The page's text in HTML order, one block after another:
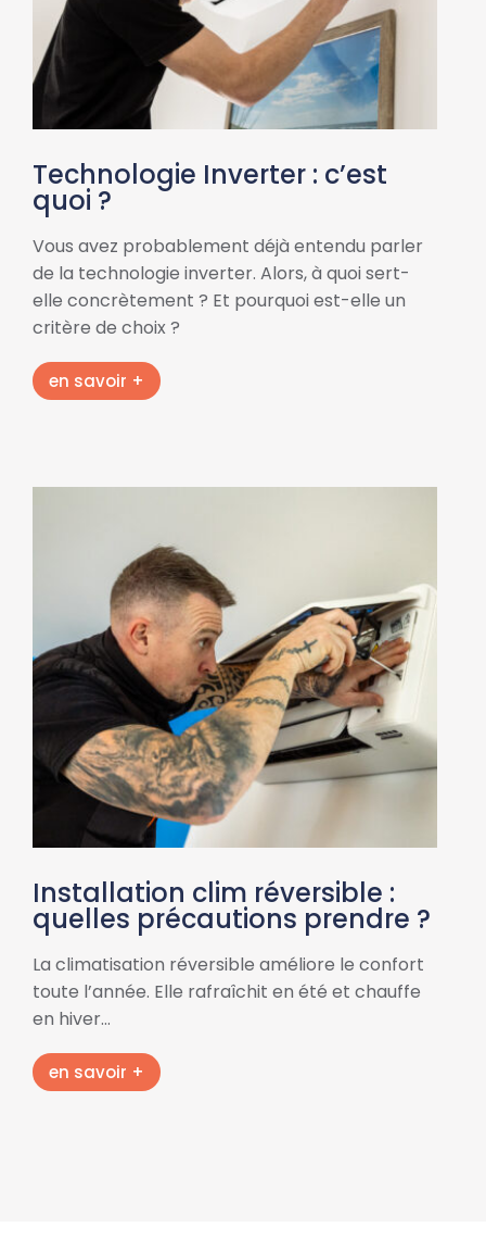
Technologie Inverter : c’est
quoi ?
Vous avez probablement déjà entendu parler
de la technologie inverter. Alors, à quoi sert-
elle concrètement ? Et pourquoi est-elle un
critère de choix ?
en savoir +
Installation clim réversible :
quelles précautions prendre ?
La climatisation réversible améliore le confort
toute l’année. Elle rafraîchit en été et chauffe
en hiver…
en savoir +